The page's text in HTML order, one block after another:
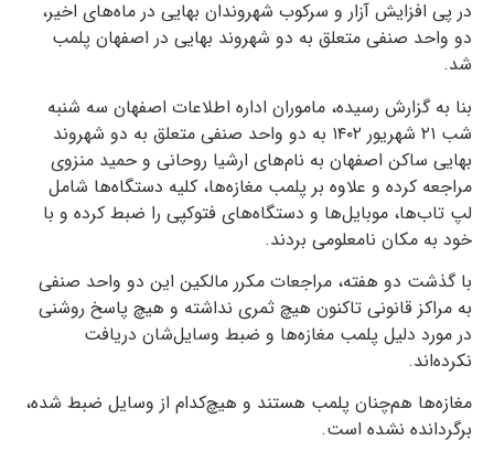
در پی افزایش آزار و سرکوب شهروندان بهایی در ماه‌های اخیر،
دو واحد صنفی متعلق به دو شهروند بهایی در اصفهان پلمب
شد.
بنا به گزارش رسیده، ماموران اداره اطلاعات اصفهان سه شنبه
شب ۲۱ شهریور ۱۴۰۲ به دو واحد صنفی متعلق به دو شهروند
بهایی ساکن اصفهان به نام‌های ارشیا روحانی و حمید منزوی
مراجعه کرده و علاوه بر پلمب مغازه‌ها، کلیه دستگاه‌ها شامل
لپ تاب‌ها، موبایل‌ها و دستگاه‌های فتوکپی را ضبط کرده و با
خود به مکان نامعلومی بردند.
با گذشت دو هفته، مراجعات مکرر مالکین این دو واحد صنفی
به مراکز قانونی تاکنون هیچ ثمری نداشته و هیچ پاسخ روشنی
در مورد دلیل پلمب مغازه‌ها و ضبط وسایل‌شان دریافت
نکرده‌اند.
مغازه‌ها هم‌چنان پلمب هستند و هیچ‌کدام از وسایل ضبط شده،
برگردانده نشده است.